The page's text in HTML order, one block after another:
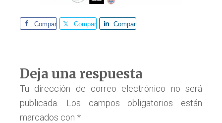
Comparte Comparte Comparte
Interacciones
con
los
Deja una respuesta
Tu dirección de correo electrónico no será
publicada.
Los campos obligatorios están
marcados con *